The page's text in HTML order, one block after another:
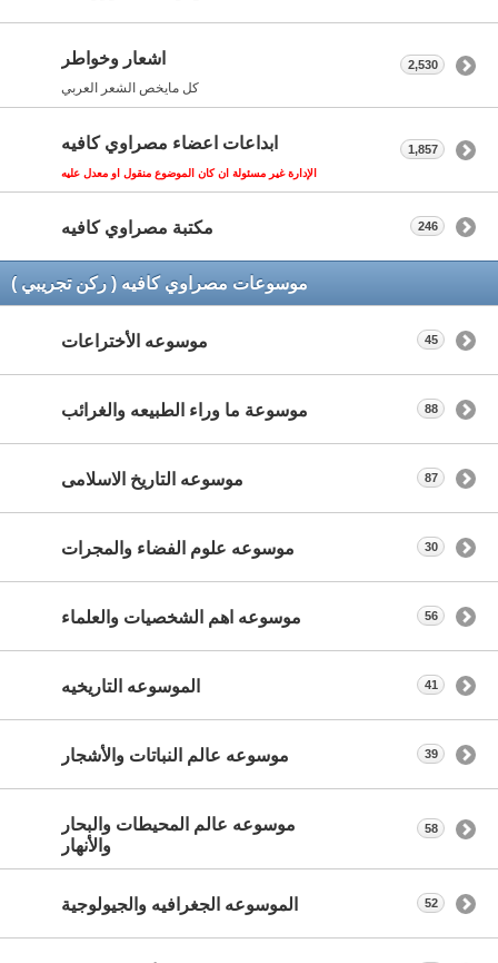
اشعار وخواطر
كل مايخص الشعر العربي
2,530
ابداعات اعضاء مصراوي كافيه
الإدارة غير مسئولة ان كان الموضوع منقول او معدل عليه
1,857
مكتبة مصراوي كافيه 246
موسوعات مصراوي كافيه ( ركن تجريبي )
موسوعه الأختراعات 45
موسوعة ما وراء الطبيعه والغرائب 88
موسوعه التاريخ الاسلامى 87
موسوعه علوم الفضاء والمجرات 30
موسوعه اهم الشخصيات والعلماء 56
الموسوعه التاريخيه 41
موسوعه عالم النباتات والأشجار 39
موسوعه عالم المحيطات والبحار
والأنهار
58
الموسوعه الجغرافيه والجيولوجية 52